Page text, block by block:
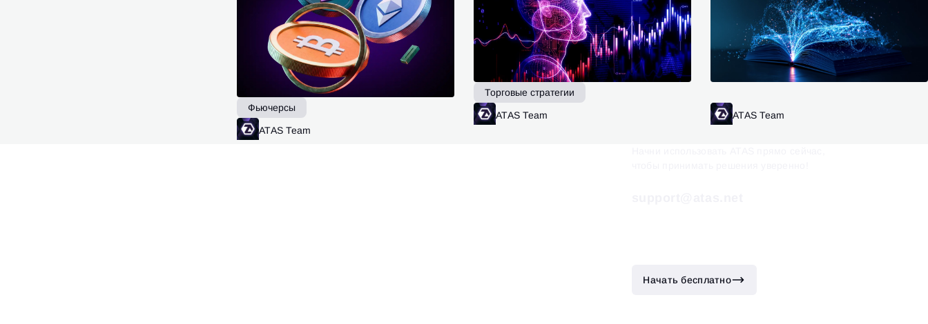
Фьючерсы
ATAS Team
Торговые стратегии
ATAS Team ATAS Team
Начать бесплатно